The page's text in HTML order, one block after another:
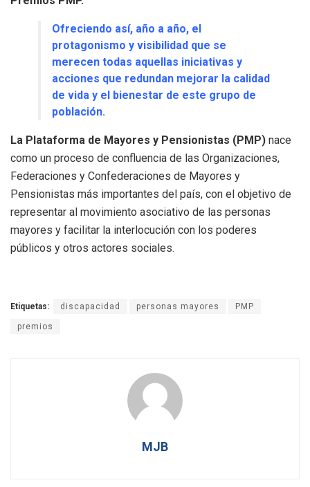
Ofreciendo así, año a año, el
protagonismo y visibilidad que se
merecen todas aquellas iniciativas y
acciones que redundan mejorar la calidad
de vida y el bienestar de este grupo de
población.
La Plataforma de Mayores y Pensionistas (PMP) nace
como un proceso de confluencia de las Organizaciones,
Federaciones y Confederaciones de Mayores y
Pensionistas más importantes del país, con el objetivo de
representar al movimiento asociativo de las personas
mayores y facilitar la interlocución con los poderes
públicos y otros actores sociales.
Etiquetas: discapacidad personas mayores PMP
premios
MJB